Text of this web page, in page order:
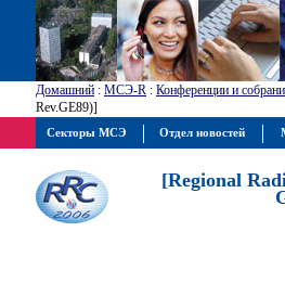
Домашний : МСЭ-R : Конференции и
Rev.GE89)]
[Regional
Секторы МСЭ Отдел новостей